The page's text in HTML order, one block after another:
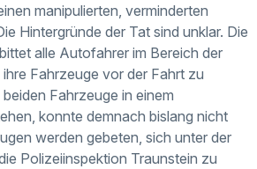
manipulierten, verminderten
Hintergründe der Tat sind unklar. Die
alle Autofahrer im Bereich der
Fahrzeuge vor der Fahrt zu
Fahrzeuge in einem
konnte demnach bislang nicht
werden gebeten, sich unter der
Polizeiinspektion Traunstein zu